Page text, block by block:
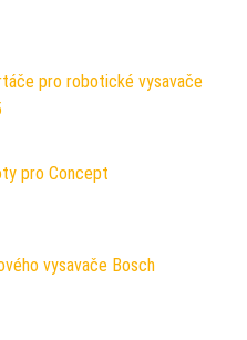
pro robotické vysavače
pro Concept
vysavače Bosch